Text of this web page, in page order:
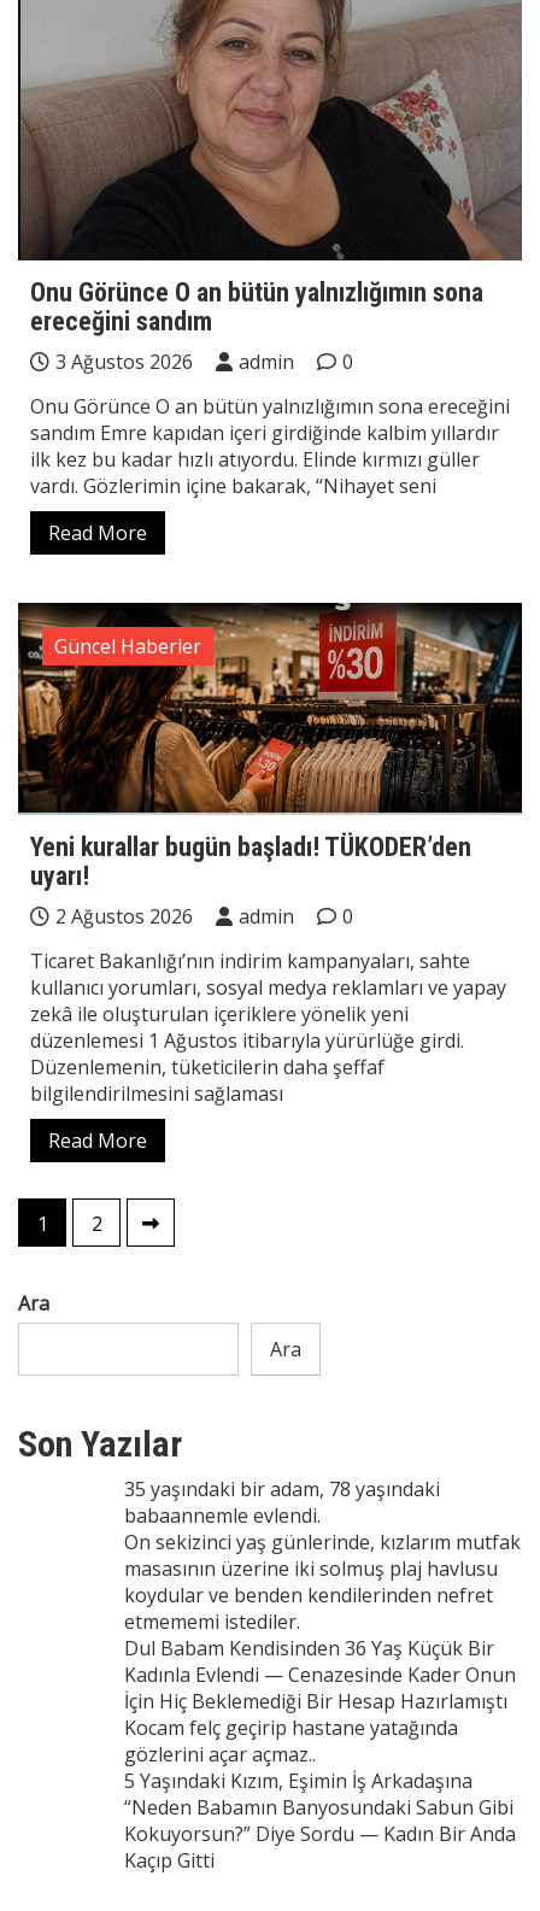
Onu Görünce O an bütün yalnızlığımın sona
ereceğini sandım
3 Ağustos 2026 admin
0
Onu Görünce O an bütün yalnızlığımın sona ereceğini
sandım Emre kapıdan içeri girdiğinde kalbim yıllardır
ilk kez bu kadar hızlı atıyordu. Elinde kırmızı güller
vardı. Gözlerimin içine bakarak, “Nihayet seni
Read More
Güncel Haberler
Yeni kurallar bugün başladı! TÜKODER’den
uyarı!
2 Ağustos 2026 admin
0
Ticaret Bakanlığı’nın indirim kampanyaları, sahte
kullanıcı yorumları, sosyal medya reklamları ve yapay
zekâ ile oluşturulan içeriklere yönelik yeni
düzenlemesi 1 Ağustos itibarıyla yürürlüğe girdi.
Düzenlemenin, tüketicilerin daha şeffaf
bilgilendirilmesini sağlaması
Read More
Yazı
sayfalaması
1 2
Ara
Ara
Son Yazılar
35 yaşındaki bir adam, 78 yaşındaki
babaannemle evlendi.
On sekizinci yaş günlerinde, kızlarım mutfak
masasının üzerine iki solmuş plaj havlusu
koydular ve benden kendilerinden nefret
etmememi istediler.
Dul Babam Kendisinden 36 Yaş Küçük Bir
Kadınla Evlendi — Cenazesinde Kader Onun
İçin Hiç Beklemediği Bir Hesap Hazırlamıştı
Kocam felç geçirip hastane yatağında
gözlerini açar açmaz..
5 Yaşındaki Kızım, Eşimin İş Arkadaşına
“Neden Babamın Banyosundaki Sabun Gibi
Kokuyorsun?” Diye Sordu — Kadın Bir Anda
Kaçıp Gitti